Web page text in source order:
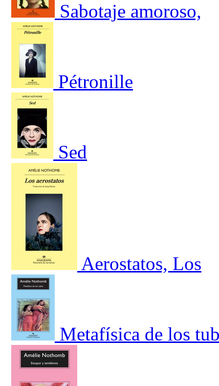
Sabotaje amoroso,
Pétronille
Sed
Aerostatos, Los
Metafísica de los